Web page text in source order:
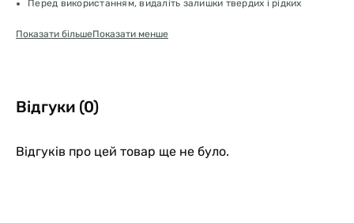
Перед використанням, видаліть залишки твердих і рідких
кольоростійкість до засобу на непомітній ділянці. Не
забруднення, щоб усі шари килима повністю просочилися
засобом.
запах. Залишки вологи промокніть серветкою або сухою
тканиною, яка не линяє і не забарвлює
Показати більшеПоказати менше
Відгуки (0)
Відгуків про цей товар ще не було.